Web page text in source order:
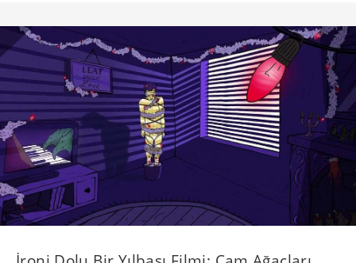
İroni Dolu Bir Yılbaşı Filmi: Çam Ağaçları
Dünyasında Bir İnsan Ağacı
Anomaly’nin yılbaşı için hazırladığı reklam filmi O Human
Being, izleyiciye insanların dünyasında yılbaşı ağacı olmanın
ne demek olduğunu gösteriyor.
8 yıl önce ·